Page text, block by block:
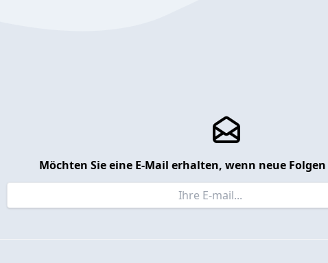
Möchten Sie eine E-Mail erhalten, wenn neue